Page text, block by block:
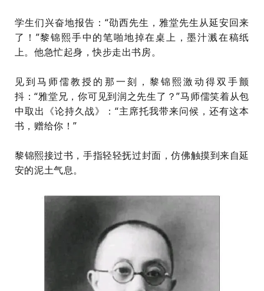
学生们兴奋地报告：“劭西先生，雅堂先生从延安回来
了！”黎锦熙手中的笔啪地掉在桌上，墨汁溅在稿纸
上。他急忙起身，快步走出书房。
见到马师儒教授的那一刻，黎锦熙激动得双手颤
抖：“雅堂兄，你可见到润之先生了？”马师儒笑着从包
中取出《论持久战》：“主席托我带来问候，还有这本
书，赠给你！”
黎锦熙接过书，手指轻轻抚过封面，仿佛触摸到来自延
安的泥土气息。